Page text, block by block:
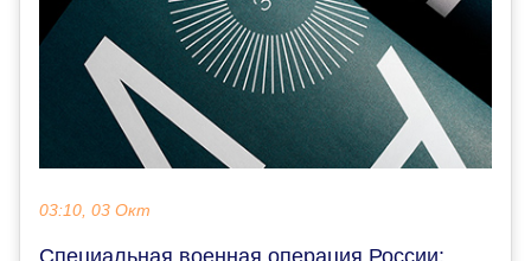
03:10, 03 Окт